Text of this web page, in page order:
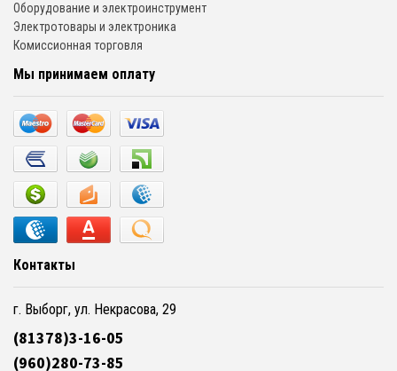
Оборудование и электроинструмент
Электротовары и электроника
Комиссионная торговля
Мы принимаем оплату
Контакты
г. Выборг, ул. Некрасова, 29
(81378)3-16-05
(960)280-73-85